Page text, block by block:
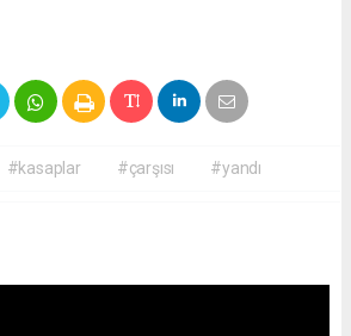
#kasaplar #çarşısı #yandı